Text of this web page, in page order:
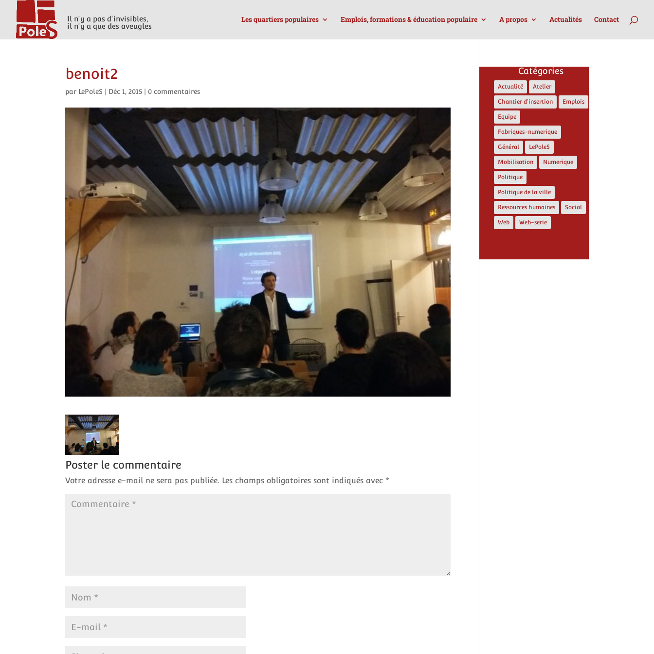
Il n'y a pas d'invisibles,
il n'y a que des aveugles
Les quartiers populaires Emplois, formations & éducation populaire A propos Actualités Contact
benoit2
par LePoleS Déc 1, 2015 |0 commentaires
Poster le commentaire
Votre adresse e-mail ne sera pas publiée. Les champs obligatoires sont indiqués avec *
Catégories
Actualité Atelier
Chantier d'insertion Emplois
Equipe
Fabriques-numerique
Général LePoleS
Mobilisation Numerique
Politique
Politique de la ville
Ressources humaines Social
Web Web-serie